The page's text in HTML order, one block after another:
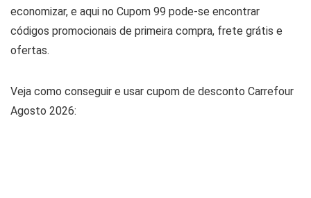
economizar, e aqui no Cupom 99 pode-se encontrar
códigos promocionais de primeira compra, frete grátis e
ofertas.
Veja como conseguir e usar cupom de desconto Carrefour
Agosto 2026: